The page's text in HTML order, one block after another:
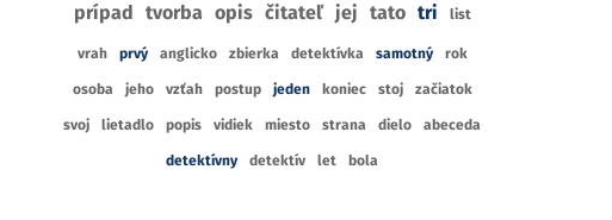
prípad tvorba opis čitateľ jej tato tri list
vrah prvý anglicko zbierka detektívka samotný rok
osoba jeho vzťah postup jeden koniec stoj začiatok
svoj lietadlo popis vidiek miesto strana dielo abeceda
detektívny detektív let bola